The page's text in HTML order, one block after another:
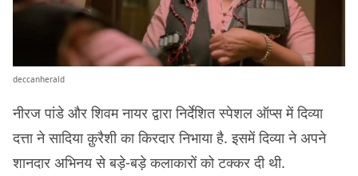
deccanherald
नीरज पांडे और शिवम नायर द्वारा निर्देशित स्पेशल ऑप्स में दिव्या
दत्ता ने सादिया क़ुरैशी का किरदार निभाया है. इसमें दिव्या ने अपने
शानदार अभिनय से बड़े-बड़े कलाकारों को टक्कर दी थी.